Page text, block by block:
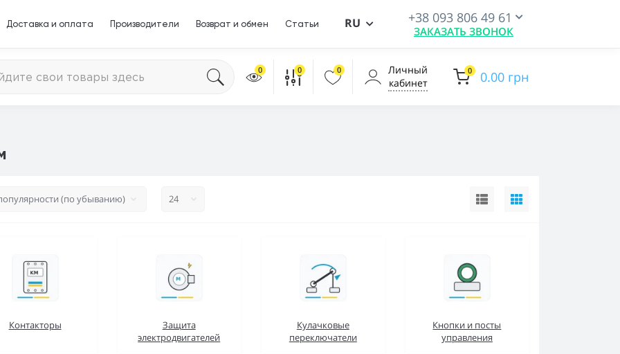
Доставка и оплата Производители Возврат и обмен Статьи RU +38 093 806 49 61
ЗАКАЗАТЬ ЗВОНОК
0 0 0
Личный
кабинет
0 0.00 грн
Контакторы
Защита
электродвигателей
Кулачковые
переключатели
Кнопки и посты
управления